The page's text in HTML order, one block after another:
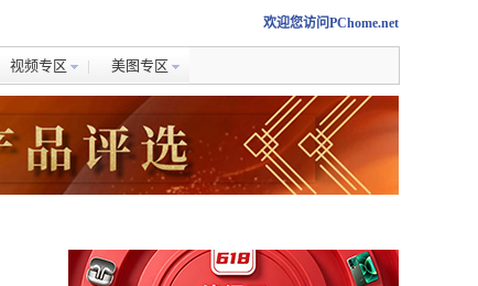
欢迎您访问PChome.net
视频专区 美图专区